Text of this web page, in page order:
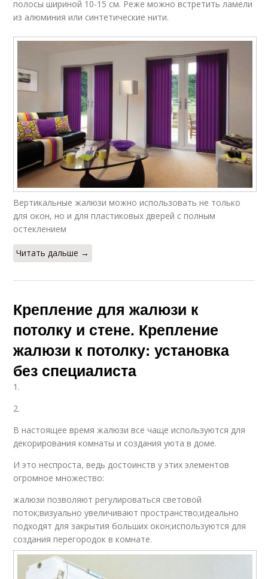
полосы шириной 10-15 см. Реже можно встретить ламели
из алюминия или синтетические нити.
Вертикальные жалюзи можно использовать не только
для окон, но и для пластиковых дверей с полным
остеклением
Читать дальше →
Крепление для жалюзи к
потолку и стене. Крепление
жалюзи к потолку: установка
без специалиста
1.
2.
В настоящее время жалюзи все чаще используются для
декорирования комнаты и создания уюта в доме.
И это неспроста, ведь достоинств у этих элементов
огромное множество:
жалюзи позволяют регулироваться световой
поток;визуально увеличивают пространство;идеально
подходят для закрытия больших окон;используются для
создания перегородок в комнате.